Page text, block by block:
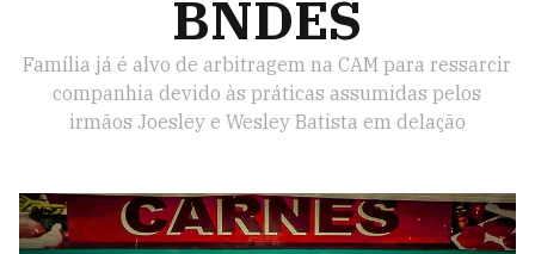
BNDES
Família já é alvo de arbitragem na CAM para ressarcir
companhia devido às práticas assumidas pelos
irmãos Joesley e Wesley Batista em delação